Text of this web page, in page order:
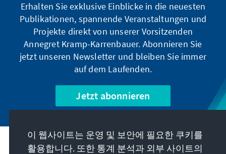
Erhalten Sie exklusive Einblicke in die neuesten
Publikationen, spannende Veranstaltungen und
Projekte direkt von unserer Vorsitzenden
Annegret Kramp-Karrenbauer. Abonnieren Sie
jetzt unseren Newsletter und bleiben Sie immer
auf dem Laufenden.
Jetzt abonnieren
우리의 과제
이 웹사이트는 운영 및 보안에 필요한 쿠키를
활용합니다. 또한 통계 분석과 외부 사이트의